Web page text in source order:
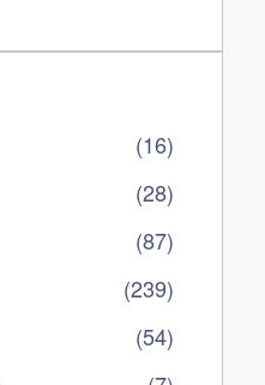
(16)
(28)
(87)
(239)
(54)